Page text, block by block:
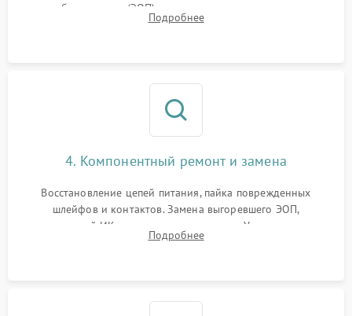
преобразователя (ЭОП) на стенде на предмет эмиссии,
шумов и засветок. Диагностика микросхем цифровых
Подробнее
4. Компонентный ремонт и замена
Восстановление цепей питания, пайка поврежденных
шлейфов и контактов. Замена выгоревшего ЭОП,
неисправной ИК-подсветки или матрицы. Ультразвуковая
очистка плат и удаление загрязнений с линз объектива и
Подробнее